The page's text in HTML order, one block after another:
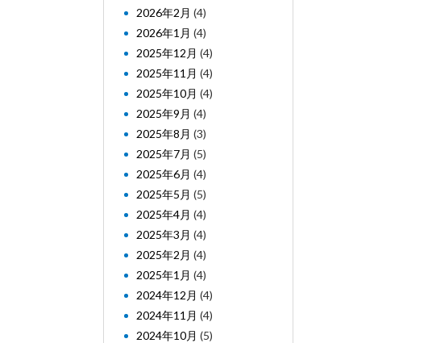
2026年2月 (4)
2026年1月 (4)
2025年12月 (4)
2025年11月 (4)
2025年10月 (4)
2025年9月 (4)
2025年8月 (3)
2025年7月 (5)
2025年6月 (4)
2025年5月 (5)
2025年4月 (4)
2025年3月 (4)
2025年2月 (4)
2025年1月 (4)
2024年12月 (4)
2024年11月 (4)
2024年10月 (5)